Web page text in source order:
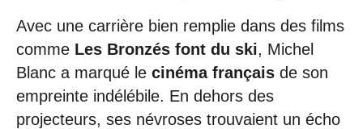
Avec une carrière bien remplie dans des films
comme Les Bronzés font du ski, Michel
Blanc a marqué le cinéma français de son
empreinte indélébile. En dehors des
projecteurs, ses névroses trouvaient un écho